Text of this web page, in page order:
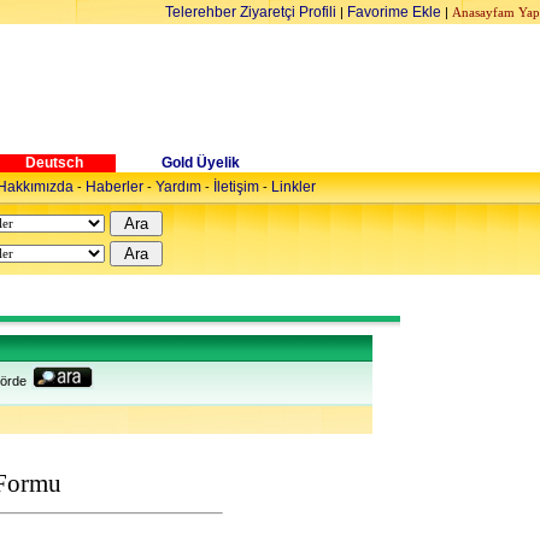
Telerehber Ziyaretçi Profili | Favorime Ekle | Anasayfam Yap
Deutsch Gold Üyelik
-Haberler-Yardım-İletişim-Linkler